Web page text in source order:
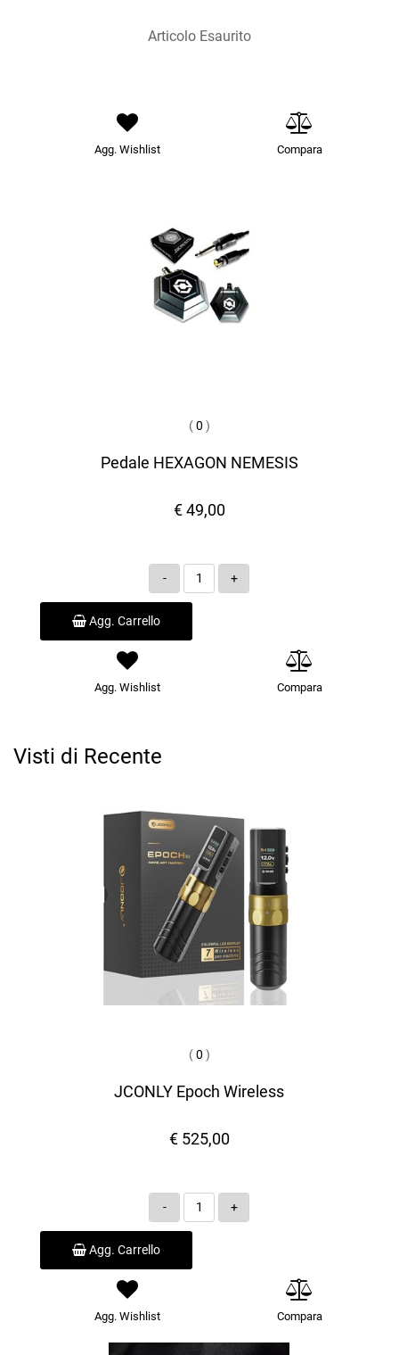
Articolo Esaurito
Agg. Wishlist Compara
(0 )
Pedale HEXAGON NEMESIS
€ 49,00
Quantità
Agg. Carrello
Agg. Wishlist Compara
Visti di Recente
(0 )
JCONLY Epoch Wireless
€ 525,00
Quantità
Agg. Carrello
Agg. Wishlist Compara